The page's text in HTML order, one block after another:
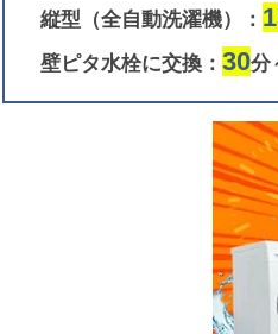
縦型（全自動洗濯機）：
壁ピタ水栓に交換： 30分